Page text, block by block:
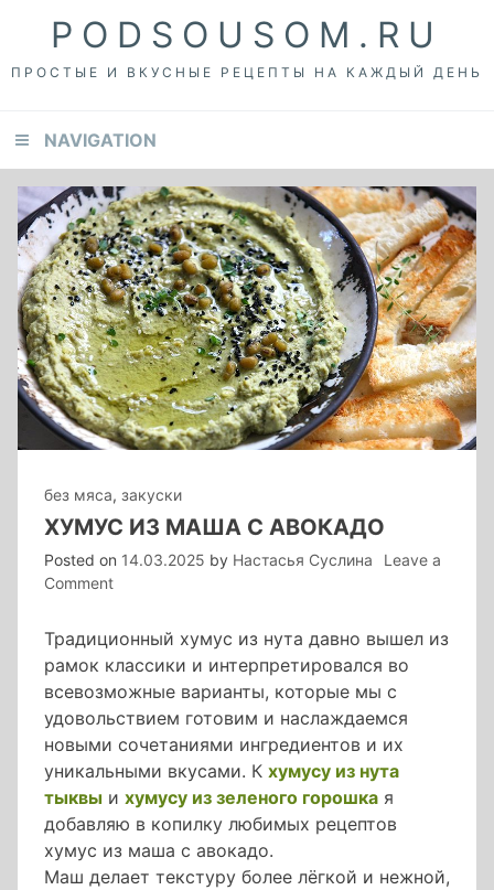
primary
content
footer
PODSOUSOM.RU
ПРОСТЫЕ И ВКУСНЫЕ РЕЦЕПТЫ НА КАЖДЫЙ ДЕНЬ
NAVIGATION
без мяса, закуски
ХУМУС ИЗ МАША С АВОКАДО
Posted on 14.03.2025 by Настасья Суслина
Leave a
Commenton
маша
с
авокадо
Традиционный хумус из нута давно вышел из
рамок классики и интерпретировался во
всевозможные варианты, которые мы с
удовольствием готовим и наслаждаемся
новыми сочетаниями ингредиентов и их
уникальными вкусами. К хумусу из нута
тыквы и хумусу из зеленого горошка я
добавляю в копилку любимых рецептов
хумус из маша с авокадо.
Маш делает текстуру более лёгкой и нежной,